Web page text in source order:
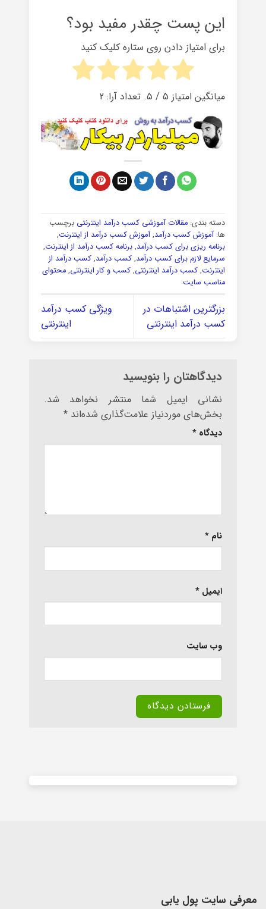
این پست چقدر مفید بود؟
برای امتیاز دادن روی ستاره کلیک کنید
میانگین امتیاز 5/ ۵. تعداد آرا: 2
دسته بندی: مقالات آموزشی کسب درآمد اینترنتی برچسب
ها:آموزش کسب درآمد,آموزش کسب درآمد از اینترنت,
برنامه ریزی برای کسب درآمد, برنامه کسب درآمد از اینترنت,
سرمایع لازم برای کسب درآمد, کسب درآمد, کسب درآمد از
اینترنت, کسب درآمد اینترنتی, کسب و کار اینترنتی, محتوای
مناسب سایت
بزرگترین اشتباهات در
کسب درآمد اینترنتی
ویژگی کسب درآمد
اینترنتی
دیدگاهتان را بنویسید
نشانی ایمیل شما منتشر نخواهد شد.
بخش‌های موردنیاز علامت‌گذاری شده‌اند *
دیدگاه *
نام *
ایمیل *
وب‌ سایت
معرفی سایت پول یابی